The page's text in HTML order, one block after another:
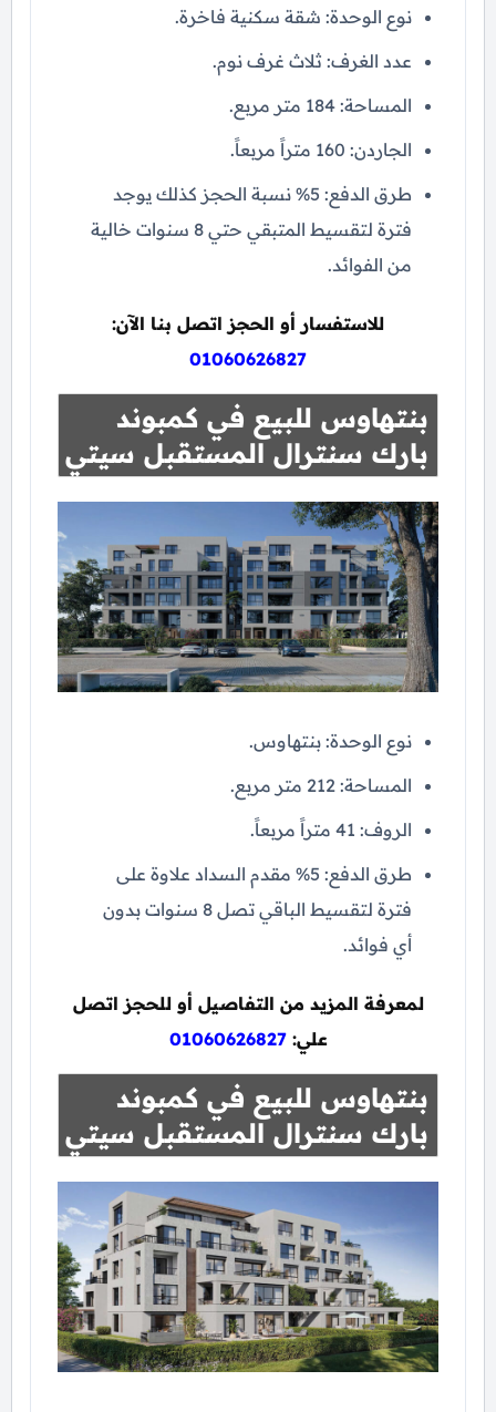
نوع الوحدة: شقة سكنية فاخرة.
عدد الغرف: ثلاث غرف نوم.
المساحة: 184 متر مربع.
الجاردن: 160 متراً مربعاً.
طرق الدفع: 5% نسبة الحجز كذلك يوجد
فترة لتقسيط المتبقي حتي 8 سنوات خالية
من الفوائد.
للاستفسار أو الحجز اتصل بنا الآن:
01060626827
بنتهاوس للبيع في كمبوند
بارك سنترال المستقبل سيتي
نوع الوحدة: بنتهاوس.
المساحة: 212 متر مربع.
الروف: 41 متراً مربعاً.
طرق الدفع: 5% مقدم السداد علاوة على
فترة لتقسيط الباقي تصل 8 سنوات بدون
أي فوائد.
لمعرفة المزيد من التفاصيل أو للحجز اتصل
علي:01060626827
بنتهاوس للبيع في كمبوند
بارك سنترال المستقبل سيتي